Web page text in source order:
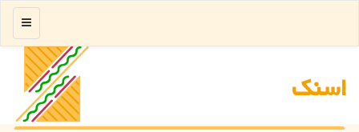
اسنك
منو